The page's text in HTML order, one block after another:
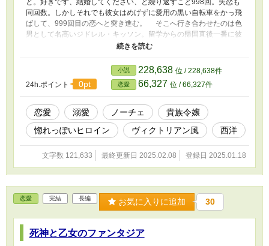
と。好きです、結婚してください、と繰り返すこと998回。失恋も
同回数。しかしそれでも彼女はめげずに愛用の黒い自転車をかっ飛
ばして、999回目の恋へと突き進む。 そこへ行き合わせたのは色
男として名高いジドレル・キッソン。留学からの帰国直後一番に彼
女に目を付けてしまった。 しかし、どんなにアプローチしよう
ともセフィーヌ・フラゴニアは気づかない。 ――おかしい。こん
なはずじゃない。 気を引こうと躍起になるうち、いつの間にか
ずるずると……。 「先生にとっての恋や愛って何ですか？」 他サ
イトにも掲載されています
24h.ポイント 0pt
小説 228,638 位 / 228,638件
恋愛 66,327 位 / 66,327件
恋愛 溺愛 ノーチェ
貴族令嬢
惚れっぽいヒロイン
ヴィクトリアン風 西洋
文字数 121,633 最終更新日 2025.02.08 登録日 2025.01.18
恋愛 完結 長編 お気に入りに追加 30
死神と乙女のファンタジア